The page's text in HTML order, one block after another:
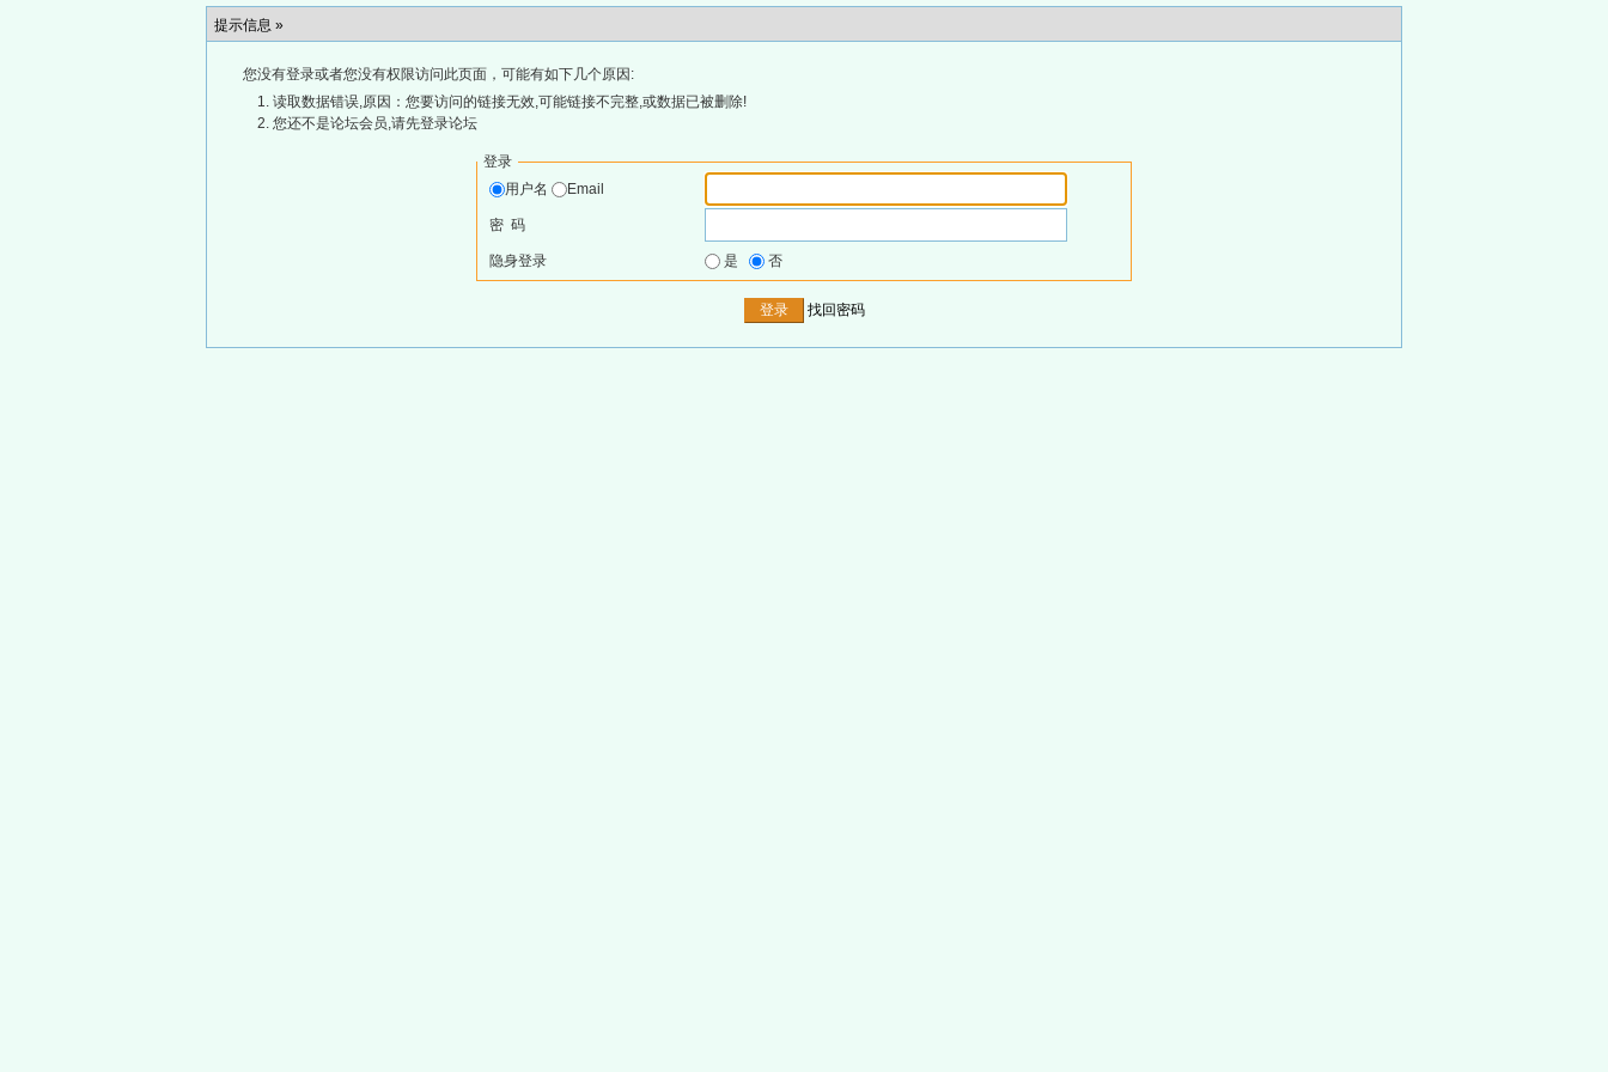
提示信息 »
您没有登录或者您没有权限访问此页面，可能有如下几个原因:
读取数据错误,原因：您要访问的链接无效,可能链接不完整,或数据已被删除!
您还不是论坛会员,请先登录论坛
登录
用户名
Email
密 码
隐身登录 是 否
找回密码